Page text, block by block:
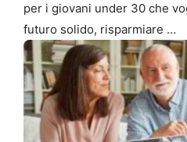
per i giovani under 30 che
futuro solido, risparmiare …